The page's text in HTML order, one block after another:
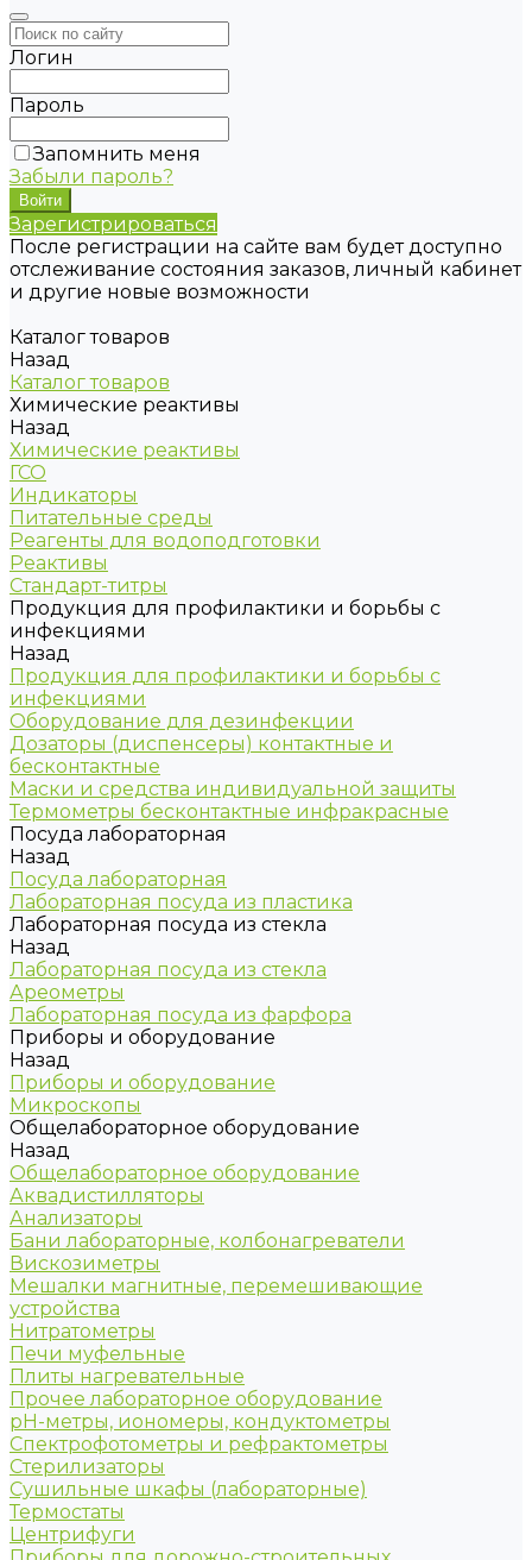
Логин
Пароль
Запомнить меня
Забыли пароль?
Зарегистрироваться
После регистрации на сайте вам будет доступно
отслеживание состояния заказов, личный кабинет
и другие новые возможности
Каталог товаров
Назад
Каталог товаров
Химические реактивы
Назад
Химические реактивы
ГСО
Индикаторы
Питательные среды
Реагенты для водоподготовки
Реактивы
Стандарт-титры
Продукция для профилактики и борьбы с
инфекциями
Назад
Продукция для профилактики и борьбы с
инфекциями
Оборудование для дезинфекции
Дозаторы (диспенсеры) контактные и
бесконтактные
Маски и средства индивидуальной защиты
Термометры бесконтактные инфракрасные
Посуда лабораторная
Назад
Посуда лабораторная
Лабораторная посуда из пластика
Лабораторная посуда из стекла
Назад
Лабораторная посуда из стекла
Ареометры
Лабораторная посуда из фарфора
Приборы и оборудование
Назад
Приборы и оборудование
Микроскопы
Общелабораторное оборудование
Назад
Общелабораторное оборудование
Аквадистилляторы
Анализаторы
Бани лабораторные, колбонагреватели
Вискозиметры
Мешалки магнитные, перемешивающие
устройства
Нитратометры
Печи муфельные
Плиты нагревательные
Прочее лабораторное оборудование
рН-метры, иономеры, кондуктометры
Спектрофотометры и рефрактометры
Стерилизаторы
Сушильные шкафы (лабораторные)
Термостаты
Центрифуги